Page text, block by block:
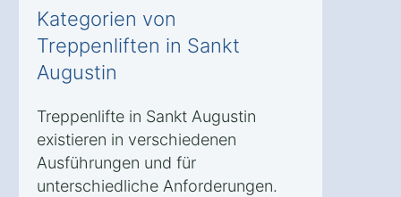
Kategorien von
Treppenliften in Sankt
Augustin
Treppenlifte in Sankt Augustin
existieren in verschiedenen
Ausführungen und für
unterschiedliche Anforderungen.